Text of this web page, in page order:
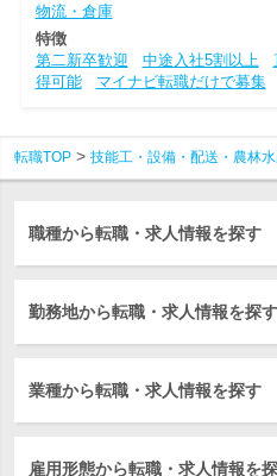
物流・倉庫
特徴
第二新卒歓迎
中途入社5割以上
得可能
マイナビ転職だけで募集
転職TOP 技能工・設備・配送・農林
職種から転職・求人情報を探す
勤務地から転職・求人情報を探す
業種から転職・求人情報を探す
雇用形態から転職・求人情報を